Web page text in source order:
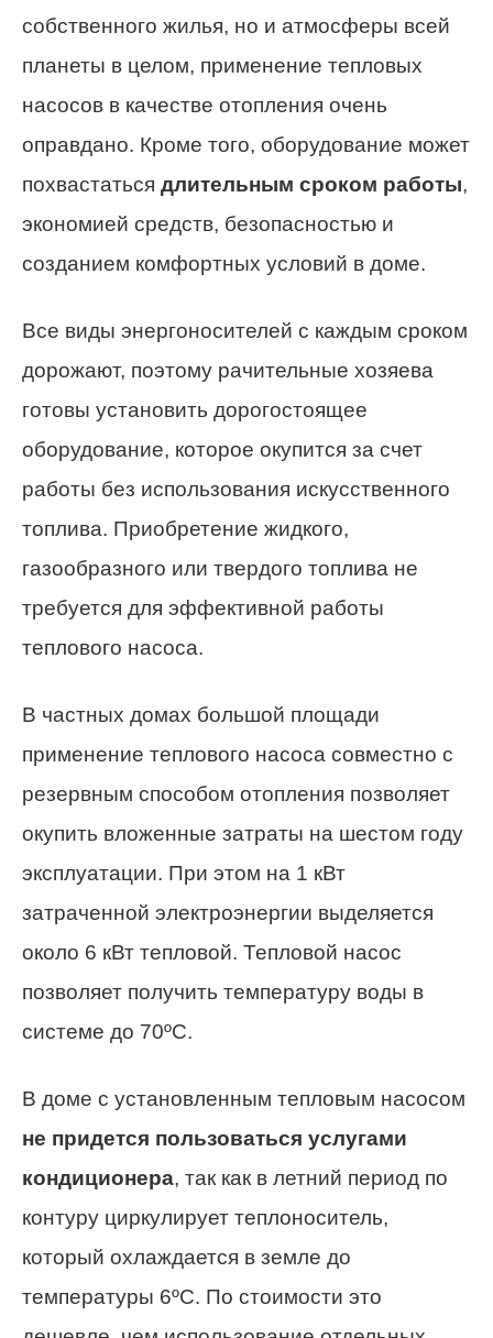
собственного жилья, но и атмосферы всей
планеты в целом, применение тепловых
насосов в качестве отопления очень
оправдано. Кроме того, оборудование может
похвастаться длительным сроком работы,
экономией средств, безопасностью и
созданием комфортных условий в доме.
Все виды энергоносителей с каждым сроком
дорожают, поэтому рачительные хозяева
готовы установить дорогостоящее
оборудование, которое окупится за счет
работы без использования искусственного
топлива. Приобретение жидкого,
газообразного или твердого топлива не
требуется для эффективной работы
теплового насоса.
В частных домах большой площади
применение теплового насоса совместно с
резервным способом отопления позволяет
окупить вложенные затраты на шестом году
эксплуатации. При этом на 1 кВт
затраченной электроэнергии выделяется
около 6 кВт тепловой. Тепловой насос
позволяет получить температуру воды в
системе до 70ºС.
В доме с установленным тепловым насосом
не придется пользоваться услугами
кондиционера, так как в летний период по
контуру циркулирует теплоноситель,
который охлаждается в земле до
температуры 6ºС. По стоимости это